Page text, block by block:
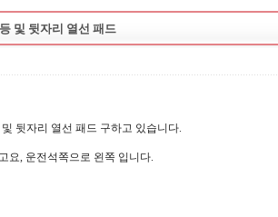
및 뒷자리 열선 패드
뒷자리 열선 패드 구하고 있습니다.
요, 운전석쪽으로 왼쪽 입니다.